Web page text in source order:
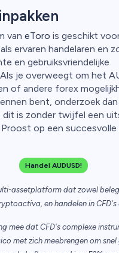
van eToro is geschikt
ervaren handelaren en
en gebruiksvriendelijke
je overweegt om het
of andere forex
bent, onderzoek
dit is zonder twijfel een
Proost op een succesvolle
Handel AUDUSD!
assetplatform dat zowel
en handelen in
mee dat CFD's complexe
met zich meebrengen om